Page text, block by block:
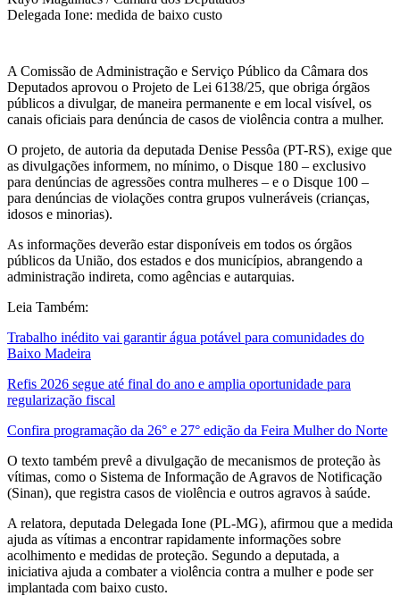
Delegada Ione: medida de baixo custo
A Comissão de Administração e Serviço Público da Câmara dos
Deputados aprovou o Projeto de Lei 6138/25, que obriga órgãos
públicos a divulgar, de maneira permanente e em local visível, os
canais oficiais para denúncia de casos de violência contra a mulher.
O projeto, de autoria da deputada Denise Pessôa (PT-RS), exige que
as divulgações informem, no mínimo, o Disque 180 – exclusivo
para denúncias de agressões contra mulheres – e o Disque 100 –
para denúncias de violações contra grupos vulneráveis (crianças,
idosos e minorias).
As informações deverão estar disponíveis em todos os órgãos
públicos da União, dos estados e dos municípios, abrangendo a
administração indireta, como agências e autarquias.
Leia Também:
Trabalho inédito vai garantir água potável para comunidades do
Baixo Madeira
Refis 2026 segue até final do ano e amplia oportunidade para
regularização fiscal
Confira programação da 26° e 27° edição da Feira Mulher do Norte
O texto também prevê a divulgação de mecanismos de proteção às
vítimas, como o Sistema de Informação de Agravos de Notificação
(Sinan), que registra casos de violência e outros agravos à saúde.
A relatora, deputada Delegada Ione (PL-MG), afirmou que a medida
ajuda as vítimas a encontrar rapidamente informações sobre
acolhimento e medidas de proteção. Segundo a deputada, a
iniciativa ajuda a combater a violência contra a mulher e pode ser
implantada com baixo custo.